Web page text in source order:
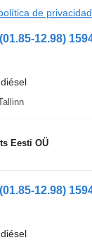
de privacidad
diésel
Eesti OÜ
diésel